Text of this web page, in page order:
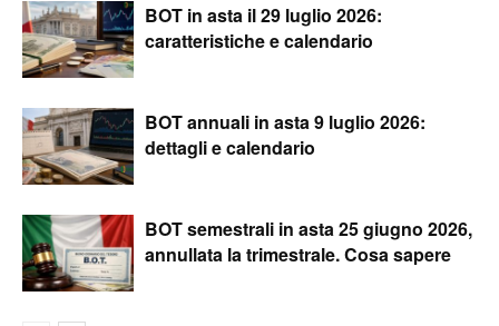
BOT in asta il 29 luglio 2026:
caratteristiche e calendario
BOT annuali in asta 9 luglio 2026:
dettagli e calendario
BOT semestrali in asta 25 giugno 2026,
annullata la trimestrale. Cosa sapere